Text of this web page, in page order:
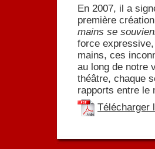
En 2007, il a
première
mains se
force
mains, ces
au long de notre
théâtre, chaque
rapports entre le
Télécharger